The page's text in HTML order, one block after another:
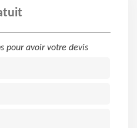
pour avoir votre devis